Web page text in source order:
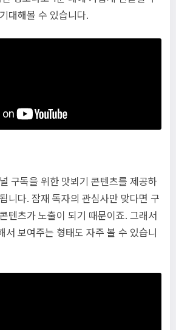
대해볼 수 있습니다.
구독을 위한 맛뵈기 콘텐츠를 제공하
니다. 잠재 독자의 관심사만 맞다면 구
텐츠가 노출이 되기 때문이죠. 그래서
서 보여주는 형태도 자주 볼 수 있습니